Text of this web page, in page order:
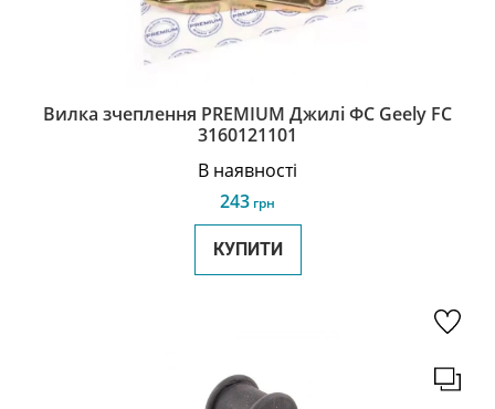
Вилка зчеплення PREMIUM Джилі ФС Geely FC
3160121101
В наявності
243 грн
КУПИТИ